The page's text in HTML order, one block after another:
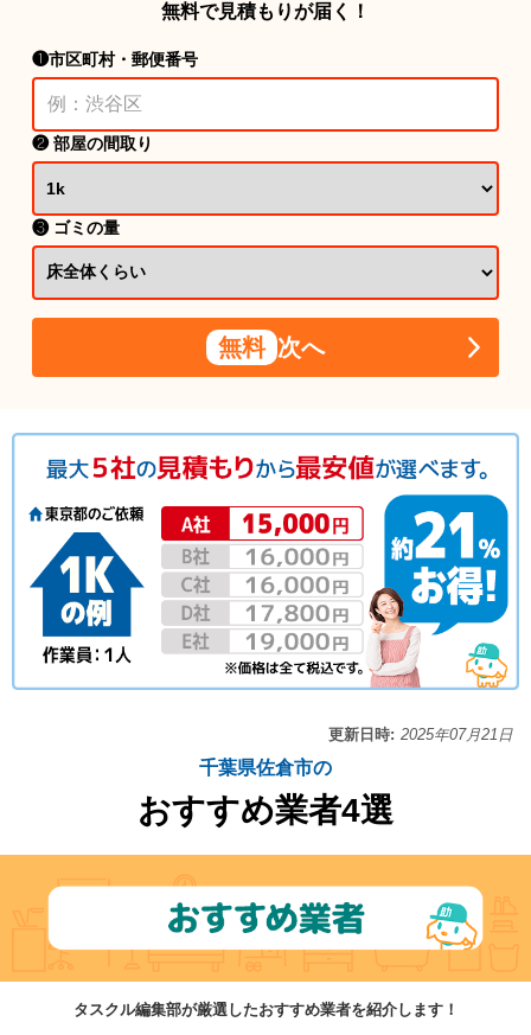
無料で見積もりが届く！
❶市区町村・郵便番号
❷ 部屋の間取り
❸ ゴミの量
無料 次へ
更新日時: 2025年07月21日
千葉県佐倉市の
おすすめ業者4選
タスクル編集部が厳選したおすすめ業者を紹介します！